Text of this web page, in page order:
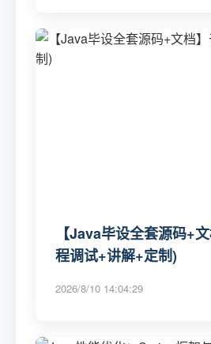
【Java毕设全套源码+
程调试+讲解+定制)
2026/8/10 14:04:29